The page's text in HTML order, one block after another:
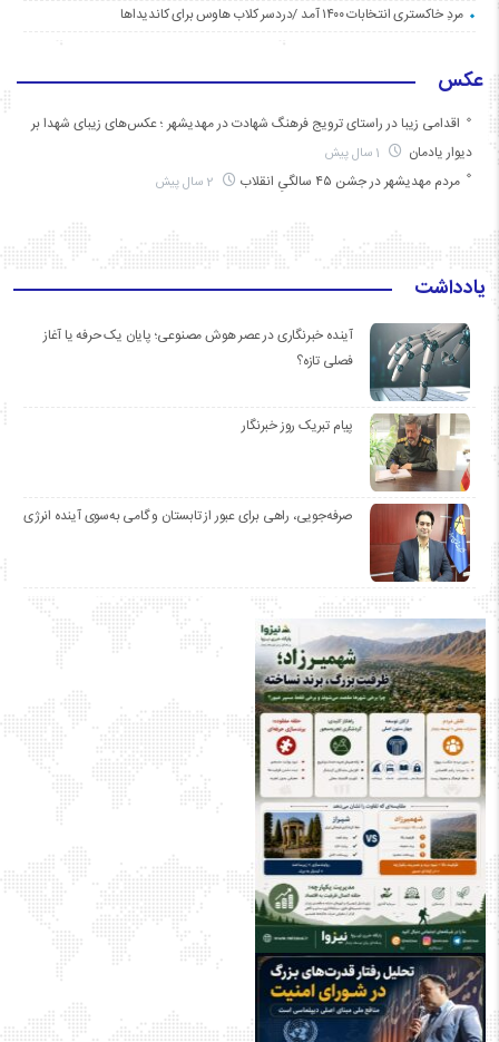
مردِ خاکستری انتخابات ۱۴۰۰ آمد /دردسر کلاب هاوس برای کاندیداها
عکس
اقدامی زیبا در راستای ترویج فرهنگ شهادت در مهدیشهر ؛ عکس‌های زیبای شهدا بر
دیوار یادمان
مردم مهدیشهر در جشن ۴۵ سالگیِ انقلاب
یادداشت
آینده خبرنگاری در عصر هوش مصنوعی؛ پایان یک حرفه یا آغاز
فصلی تازه؟
پیام تبریک روز خبرنگار
صرفه‌جویی، راهی برای عبور از تابستان و گامی به‌سوی آینده انرژی